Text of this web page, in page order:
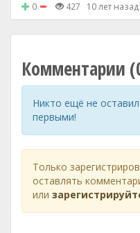
0 427 10 лет назад
Комментарии
Никто ещё не
первыми!
Только
оставлять
или